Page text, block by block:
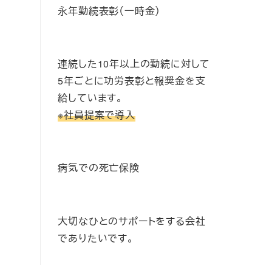
永年勤続表彰（一時金）
連続した10年以上の勤続に対して
5年ごとに功労表彰と報奨金を支
給しています。
※社員提案で導入
病気での死亡保険
大切なひとのサポートをする会社
でありたいです。